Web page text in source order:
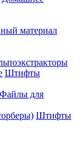
материал
Штифты
Файлы для
Штифты